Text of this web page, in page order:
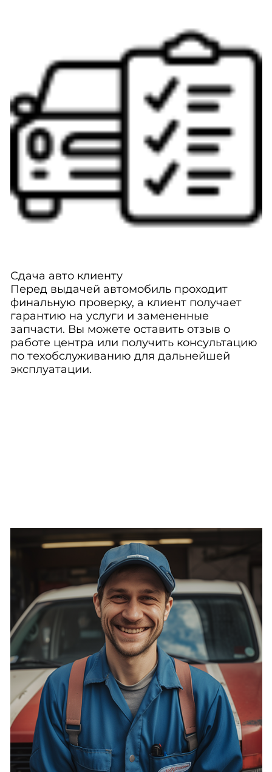
Сдача авто клиенту
Перед выдачей автомобиль проходит
финальную проверку, а клиент получает
гарантию на услуги и замененные
запчасти. Вы можете оставить отзыв о
работе центра или получить консультацию
по техобслуживанию для дальнейшей
эксплуатации.